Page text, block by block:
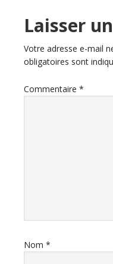
Laisser
Votre adresse e-mail
obligatoires sont
Commentaire *
Nom *